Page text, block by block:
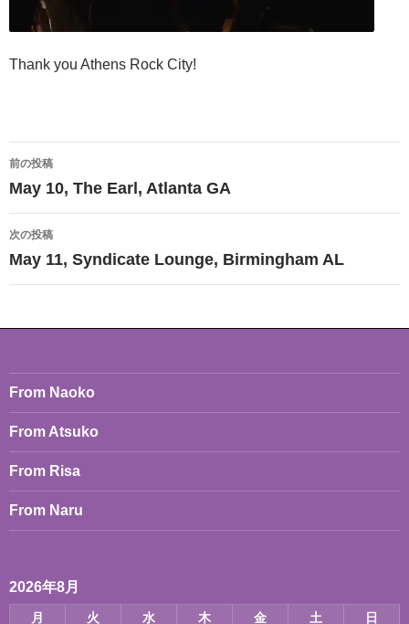
Thank you Athens Rock City!
投
稿
ナ
ビ
ゲ
ョ
ン
前の投稿
May 10, The Earl, Atlanta GA
次の投稿
May 11, Syndicate Lounge, Birmingham AL
From Naoko
From Atsuko
From Risa
From Naru
2026年8月
月 火 水 木 金 土
日